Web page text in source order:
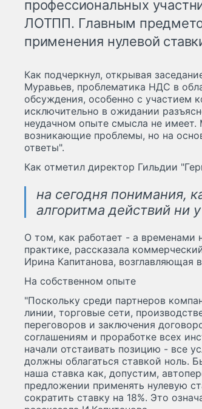
профессиональных
ЛОТПП. Главным
применения нулевой
Как подчеркнул, открывая
Муравьев, проблематика НДС в
обсуждения, особенно с участием
исключительно в ожидании
неудачном опыте смысла не
возникающие проблемы, но на
ответы".
Как отметил директор Гильдии
на сегодня понимания,
алгоритма действий ни у
О том, как работает - а временами
практике, рассказала
Ирина Капитанова, возглавляющая
На собственном опыте
"Поскольку среди партнеров
линии, торговые сети,
переговоров и заключения
соглашениям и проработке всех
начали отстаивать позицию - все
должны облагаться ставкой ноль.
наша ставка как, допустим,
предложении применять нулевую
сократить ставку на 18%. Это